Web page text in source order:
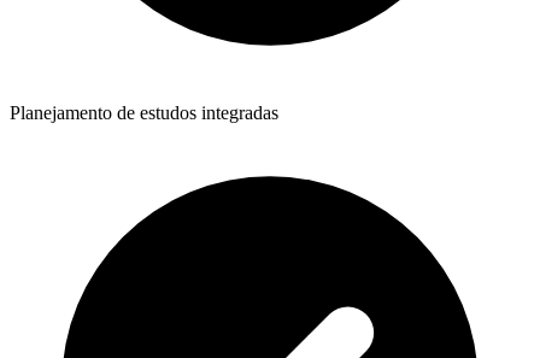
Planejamento de estudos integradas